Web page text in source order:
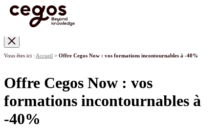
Vous êtes ici : Accueil > Offre Cegos Now : vos formations incontournables à -40%
Offre Cegos Now : vos
formations incontournables à
-40%